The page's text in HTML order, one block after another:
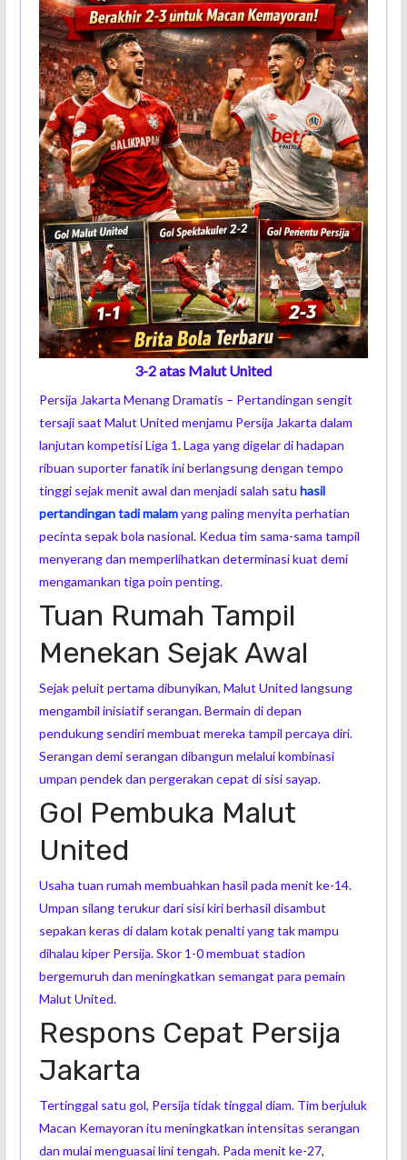
3-2 atas Malut United
Persija Jakarta Menang Dramatis – Pertandingan sengit
tersaji saat Malut United menjamu Persija Jakarta dalam
lanjutan kompetisi Liga 1. Laga yang digelar di hadapan
ribuan suporter fanatik ini berlangsung dengan tempo
tinggi sejak menit awal dan menjadi salah satu hasil
pertandingan tadi malamyang paling menyita perhatian
pecinta sepak bola nasional. Kedua tim sama-sama tampil
menyerang dan memperlihatkan determinasi kuat demi
mengamankan tiga poin penting.
Tuan Rumah Tampil
Menekan Sejak Awal
Sejak peluit pertama dibunyikan, Malut United langsung
mengambil inisiatif serangan. Bermain di depan
pendukung sendiri membuat mereka tampil percaya diri.
Serangan demi serangan dibangun melalui kombinasi
umpan pendek dan pergerakan cepat di sisi sayap.
Gol Pembuka Malut
United
Usaha tuan rumah membuahkan hasil pada menit ke-14.
Umpan silang terukur dari sisi kiri berhasil disambut
sepakan keras di dalam kotak penalti yang tak mampu
dihalau kiper Persija. Skor 1-0 membuat stadion
bergemuruh dan meningkatkan semangat para pemain
Malut United.
Respons Cepat Persija
Jakarta
Tertinggal satu gol, Persija tidak tinggal diam. Tim berjuluk
Macan Kemayoran itu meningkatkan intensitas serangan
dan mulai menguasai lini tengah. Pada menit ke-27,